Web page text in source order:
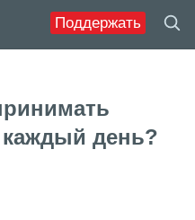
Поддержать
день?